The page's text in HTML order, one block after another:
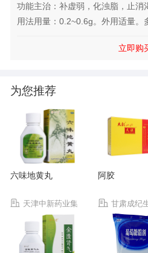
功能主治：补虚弱，化浊脂，止消
肌。用于体虚早衰，高脂血症,消
用法用量：0.2~0.6g。外用适量。
立即购
为您推荐
六味地黄丸
天津中新药业集
团股份有限公司乐仁
阿胶
甘肃成纪
业有限公司